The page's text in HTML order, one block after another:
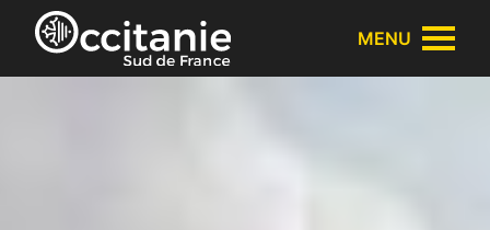
Panneau de gestion des cookies
MENU